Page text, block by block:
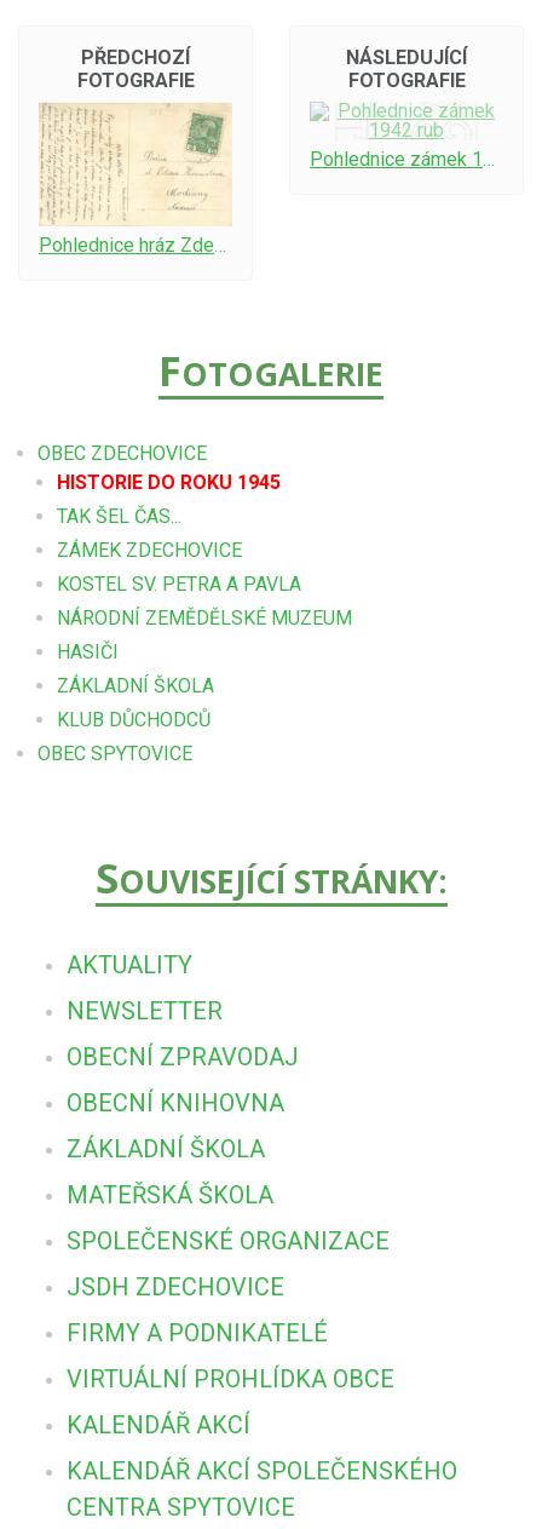
PŘEDCHOZÍ
FOTOGRAFIE
Pohlednice hráz Zdechovického rybníka cca r.1918 rub
NÁSLEDUJÍCÍ
FOTOGRAFIE
Pohlednice zámek 1942 rub
FOTOGALERIE
OBEC ZDECHOVICE
HISTORIE DO ROKU 1945
TAK ŠEL ČAS...
ZÁMEK ZDECHOVICE
KOSTEL SV. PETRA A PAVLA
NÁRODNÍ ZEMĚDĚLSKÉ MUZEUM
HASIČI
ZÁKLADNÍ ŠKOLA
KLUB DŮCHODCŮ
OBEC SPYTOVICE
SOUVISEJÍCÍ STRÁNKY:
AKTUALITY
NEWSLETTER
OBECNÍ ZPRAVODAJ
OBECNÍ KNIHOVNA
ZÁKLADNÍ ŠKOLA
MATEŘSKÁ ŠKOLA
SPOLEČENSKÉ ORGANIZACE
JSDH ZDECHOVICE
FIRMY A PODNIKATELÉ
VIRTUÁLNÍ PROHLÍDKA OBCE
KALENDÁŘ AKCÍ
KALENDÁŘ AKCÍ SPOLEČENSKÉHO
CENTRA SPYTOVICE